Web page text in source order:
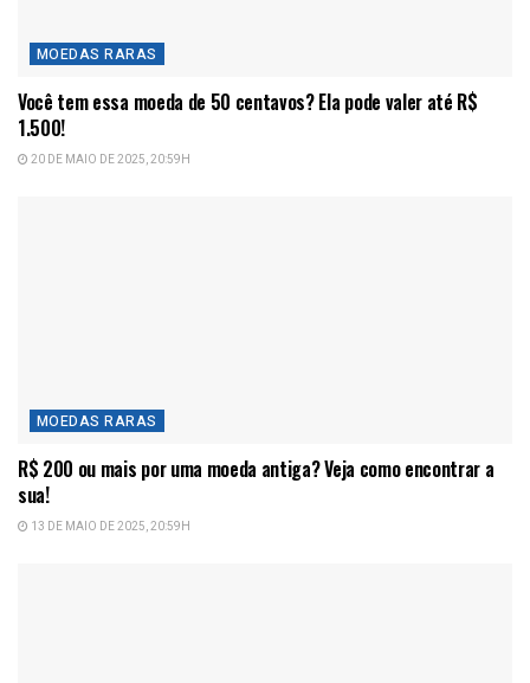
MOEDAS RARAS
Você tem essa moeda de 50 centavos? Ela pode valer até R$
1.500!
20 DE MAIO DE 2025, 20:59H
MOEDAS RARAS
R$ 200 ou mais por uma moeda antiga? Veja como encontrar a
sua!
13 DE MAIO DE 2025, 20:59H